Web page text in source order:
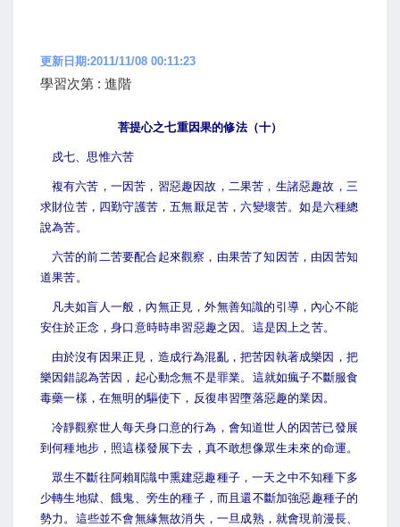
更新日期:2011/11/08 00:11:23
學習次第 : 進階
菩提心之七重因果的修法（十）
戍七、思惟六苦
複有六苦，一因苦，習惡趣因故，二果苦，生諸惡趣故，三
求財位苦，四勤守護苦，五無厭足苦，六變壞苦。如是六種總
說為苦。
六苦的前二苦要配合起來觀察，由果苦了知因苦，由因苦知
道果苦。
凡夫如盲人一般，內無正見，外無善知識的引導，內心不能
安住於正念，身口意時時串習惡趣之因。這是因上之苦。
由於沒有因果正見，造成行為混亂，把苦因執著成樂因，把
樂因錯認為苦因，起心動念無不是罪業。這就如瘋子不斷服食
毒藥一樣，在無明的驅使下，反復串習墮落惡趣的業因。
冷靜觀察世人每天身口意的行為，會知道世人的因苦已發展
到何種地步，照這樣發展下去，真不敢想像眾生未來的命運。
眾生不斷往阿賴耶識中熏建惡趣種子，一天之中不知種下多
少轉生地獄、餓鬼、旁生的種子，而且還不斷加強惡趣種子的
勢力。這些並不會無緣無故消失，一旦成熟，就會現前漫長、